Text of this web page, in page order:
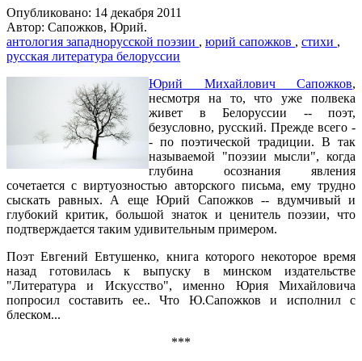
Опубликовано: 14 декабря 2011
Автор: Сапожков, Юрий.
антология западнорусской поэзии , юрий сапожков , стихи ,
русская литература белоруссии
Юрий Михайлович Сапожков,
несмотря на то, что уже полвека
живет в Белоруссии -- поэт,
безусловно, русский. Прежде всего -
- по поэтической традиции. В так
называемой "поэзии мысли", когда
глубина осознания явления
сочетается с виртуозностью авторского письма, ему трудно
сыскать равных. А еще Юрий Сапожков -- вдумчивый и
глубокий критик, большой знаток и ценитель поэзии, что
подтверждается таким удивительным примером.
Поэт Евгений Евтушенко, книга которого некоторое время
назад готовилась к выпуску в минском издательстве
"Литература и Искусство", именно Юрия Михайловича
попросил составить ее.. Что Ю.Сапожков и исполнил с
блеском...
***